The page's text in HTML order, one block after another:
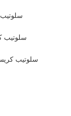
سلوتيب كريستال
سلوتيب
سلوتيب